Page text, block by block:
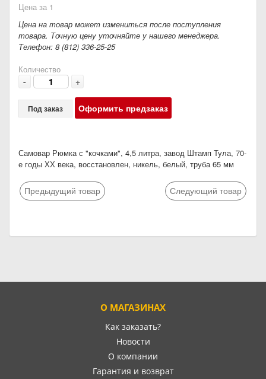
Цена за 1
Цена на товар может измениться после поступления
товара. Точную цену уточняйте у нашего менеджера.
Телефон: 8 (812) 336-25-25
Количество
- +
Под заказ Оформить предзаказ
Самовар Рюмка с "кочками", 4,5 литра, завод Штамп Тула, 70-
е годы ХХ века, восстановлен, никель, белый, труба 65 мм
Предыдущий товар Следующий товар
О МАГАЗИНАХ
Как заказать?
Новости
О компании
Гарантия и возврат